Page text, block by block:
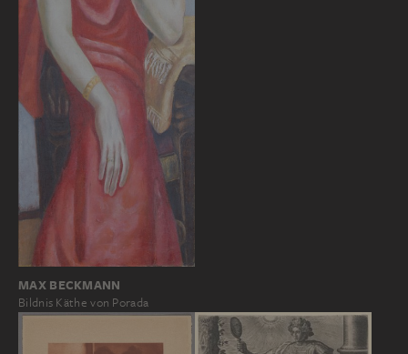
MAX BECKMANN
Bildnis Käthe von Porada